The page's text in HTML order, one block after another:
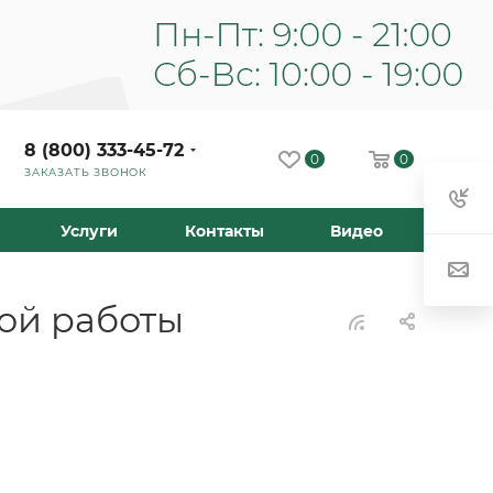
8 (800) 333-45-72
ЗАКАЗАТЬ ЗВОНОК
0 0
Услуги Контакты Видео
работы